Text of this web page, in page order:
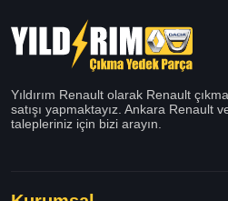
Yıldırım Renault olarak Renault
satışı yapmaktayız. Ankara Renault
talepleriniz için bizi arayın.